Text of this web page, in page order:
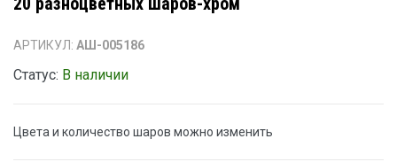
АРТИКУЛ: АШ-005186
Статус: В наличии
Цвета и количество шаров можно изменить